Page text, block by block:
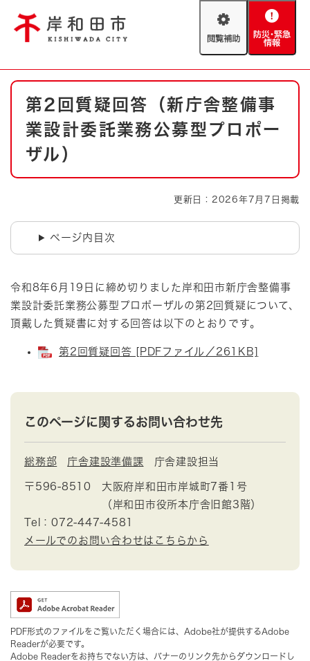
閲
助
防
緊
情
報
やさしい日本語
文字サイズ
防災・緊急情報 救急・消防
ハザードマップ AED設置箇所
本
第2回質疑回答（新庁舎整備事
業設計委託業務公募型プロポー
ザル）
更新日：2026年7月7日掲載
ページ内目次
​令和8年6月19日に締め切りました岸和田市新庁舎整備事
業設計委託業務公募型プロポーザルの第2回質疑について、
頂戴した質疑書に対する回答は以下のとおりです。
第2回質疑回答 [PDFファイル／261KB]
このページに関するお問い合わせ先
総務部 庁舎建設準備課 庁舎建設担当
〒596-8510
大阪府岸和田市岸城町7番1号
（岸和田市役所本庁舎旧館3階）
Tel：072-447-4581
メールでのお問い合わせはこちらから
PDF形式のファイルをご覧いただく場合には、Adobe社が提供するAdobe
Readerが必要です。
Adobe Readerをお持ちでない方は、バナーのリンク先からダウンロードし